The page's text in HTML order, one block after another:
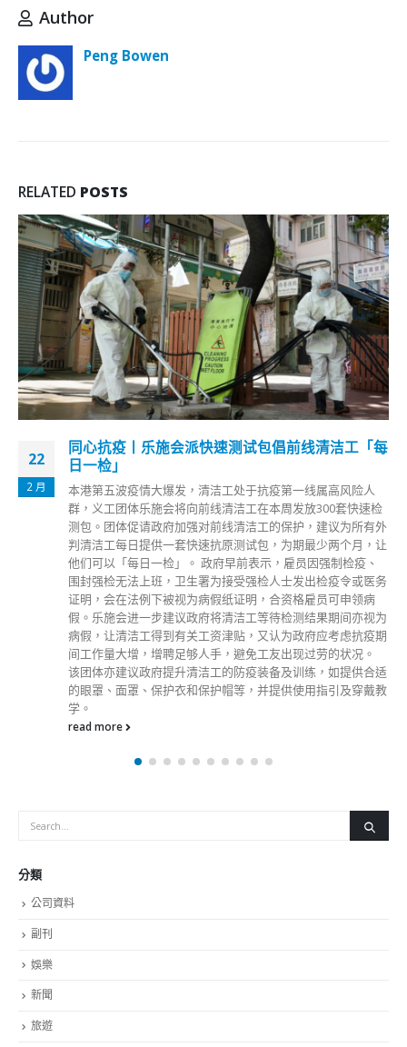
Author
Peng Bowen
RELATED POSTS
22
2 月
同心抗疫丨乐施会派快速测试包倡前线清洁工「每
日一检」
本港第五波疫情大爆发，清洁工处于抗疫第一线属高风险人
群，义工团体乐施会将向前线清洁工在本周发放300套快速检
测包。团体促请政府加强对前线清洁工的保护，建议为所有外
判清洁工每日提供一套快速抗原测试包，为期最少两个月，让
他们可以「每日一检」。 政府早前表示，雇员因强制检疫、
围封强检无法上班，卫生署为接受强检人士发出检疫令或医务
证明，会在法例下被视为病假纸证明，合资格雇员可申领病
假。乐施会进一步建议政府将清洁工等待检测结果期间亦视为
病假，让清洁工得到有关工资津贴，又认为政府应考虑抗疫期
间工作量大增，增聘足够人手，避免工友出现过劳的状况。
该团体亦建议政府提升清洁工的防疫装备及训练，如提供合适
的眼罩、面罩、保护衣和保护帽等，并提供使用指引及穿戴教
学。
read more
分類
公司資料
副刊
娛樂
新聞
旅遊